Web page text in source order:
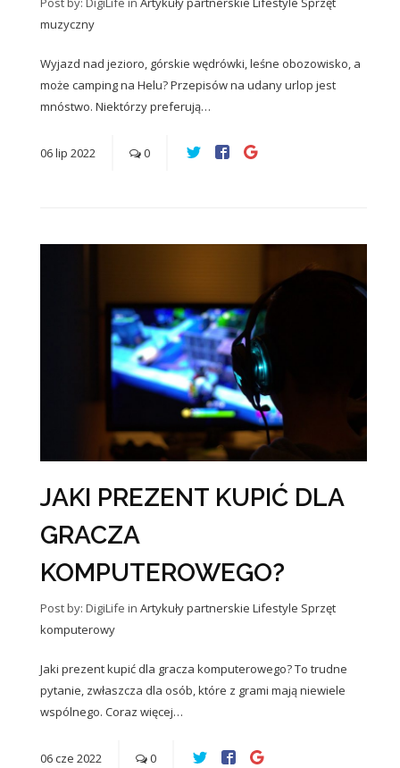
muzyczny
Wyjazd nad jezioro, górskie wędrówki, leśne obozowisko, a
może camping na Helu? Przepisów na udany urlop jest
mnóstwo. Niektórzy preferują…
06lip 2022 0
JAKI PREZENT KUPIĆ DLA
GRACZA
KOMPUTEROWEGO?
Post by: DigiLife in Artykuły partnerskie Lifestyle Sprzęt
komputerowy
Jaki prezent kupić dla gracza komputerowego? To trudne
pytanie, zwłaszcza dla osób, które z grami mają niewiele
wspólnego. Coraz więcej…
06cze 2022 0